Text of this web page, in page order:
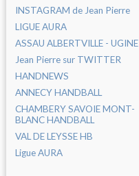
INSTAGRAM de Jean Pierre
LIGUE AURA
ASSAU ALBERTVILLE - UGINE
Jean Pierre sur TWITTER
HANDNEWS
ANNECY HANDBALL
CHAMBERY SAVOIE MONT-
BLANC HANDBALL
VAL DE LEYSSE HB
Ligue AURA